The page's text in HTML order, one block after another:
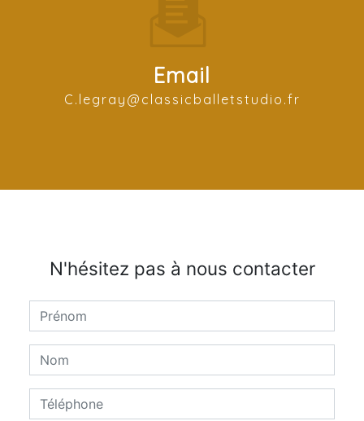
Email
c.legray@classicballetstudio.fr
N'hésitez pas à nous contacter